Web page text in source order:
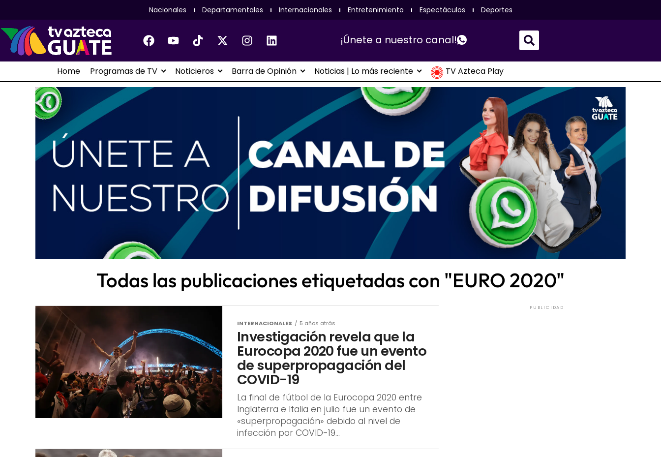
Nacionales Departamentales Internacionales Entretenimiento Espectáculos Deportes
¡Únete a nuestro canal!
Home Programas de TV Noticieros Barra de Opinión Noticias | Lo más reciente TV Azteca Play
Todas las publicaciones etiquetadas con "EURO 2020"
INTERNACIONALES 5 años atrás
Investigación revela que la
Eurocopa 2020 fue un evento
de superpropagación del
COVID-19
La final de fútbol de la Eurocopa 2020 entre
Inglaterra e Italia en julio fue un evento de
«superpropagación» debido al nivel de
infección por COVID-19...
DEPORTES 5 años atrás
EURO 2020: Italia busca ganar
con estilo, dice Mancini
PUBLICIDAD